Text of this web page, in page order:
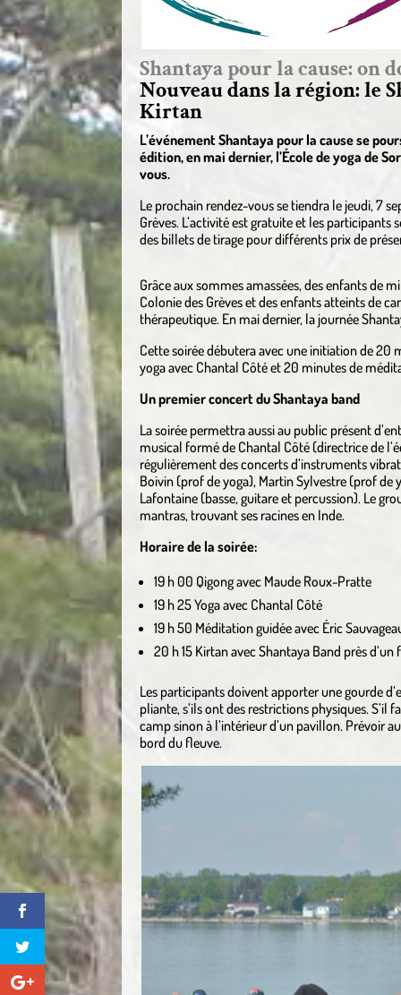
Shantaya pour la cause: on
Nouveau dans la région: le
Kirtan
L’événement Shantaya pour la cause se
édition, en mai dernier, l’École de yoga de
vous.
Le prochain rendez-vous se tiendra le jeudi, 7
Grèves. L’activité est gratuite et les
des billets de tirage pour différents prix de
Grâce aux sommes amassées, des enfants de
Colonie des Grèves et des enfants atteints de
thérapeutique. En mai dernier, la journée
Cette soirée débutera avec une initiation de 20
yoga avec Chantal Côté et 20 minutes de
Un premier concert du Shantaya band
La soirée permettra aussi au public présent
musical formé de Chantal Côté (directrice de
régulièrement des concerts d’instruments
Boivin (prof de yoga), Martin Sylvestre (prof de
Lafontaine (basse, guitare et percussion). Le
mantras, trouvant ses racines en Inde.
Horaire de la soirée:
19 h 00 Qigong avec Maude Roux-Pratte
19 h 25 Yoga avec Chantal Côté
19 h 50 Méditation guidée avec Éric
20 h 15 Kirtan avec Shantaya Band près
Les participants doivent apporter une gourde
pliante, s’ils ont des restrictions physiques. S’il
camp sinon à l’intérieur d’un pavillon. Prévoir
bord du fleuve.